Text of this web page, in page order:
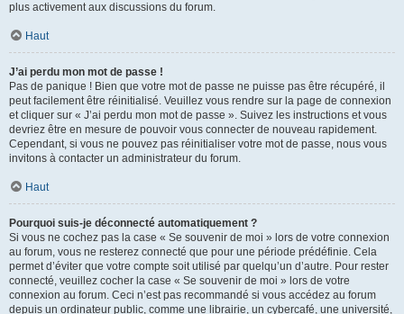
plus activement aux discussions du forum.
Haut
J’ai perdu mon mot de passe !
Pas de panique ! Bien que votre mot de passe ne puisse pas être récupéré, il
peut facilement être réinitialisé. Veuillez vous rendre sur la page de connexion
et cliquer sur « J’ai perdu mon mot de passe ». Suivez les instructions et vous
devriez être en mesure de pouvoir vous connecter de nouveau rapidement.
Cependant, si vous ne pouvez pas réinitialiser votre mot de passe, nous vous
invitons à contacter un administrateur du forum.
Haut
Pourquoi suis-je déconnecté automatiquement ?
Si vous ne cochez pas la case « Se souvenir de moi » lors de votre connexion
au forum, vous ne resterez connecté que pour une période prédéfinie. Cela
permet d’éviter que votre compte soit utilisé par quelqu’un d’autre. Pour rester
connecté, veuillez cocher la case « Se souvenir de moi » lors de votre
connexion au forum. Ceci n’est pas recommandé si vous accédez au forum
depuis un ordinateur public, comme une librairie, un cybercafé, une université,